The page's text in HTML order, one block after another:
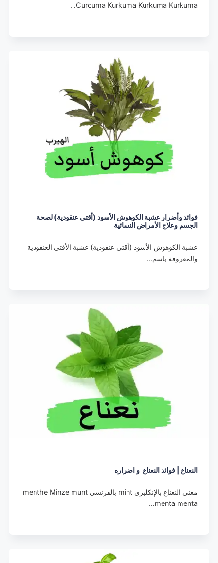
Curcuma Kurkuma Kurkuma Kurkuma…
فوائد وأضرار عشبة الكوهوش الأسود (أقتى عنقودية) لصحة
الجسم وعلاج الأمراض النسائية
عشبة الكوهوش الأسود (أقتى عنقودية) عشبة الأقتى العنقودية
والمعروفة باسم…
النعناع | فوائد النعناع و اضراره
معنى النعناع بالإنكليزي mint بالفرنسي menthe Minze munt
menta menta…